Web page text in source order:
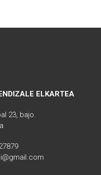
ELKARTEA
23, bajo.